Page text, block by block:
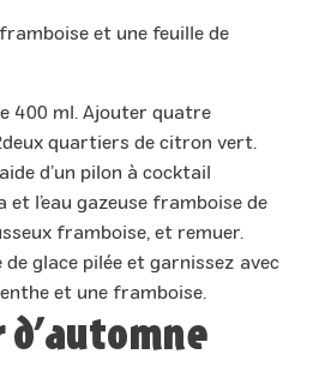
et une feuille de
400 ml. Ajouter quatre
quartiers de citron vert.
d’un pilon à cocktail
et l’eau gazeuse framboise de
framboise, et remuer.
de glace pilée et garnissez avec
et une framboise.